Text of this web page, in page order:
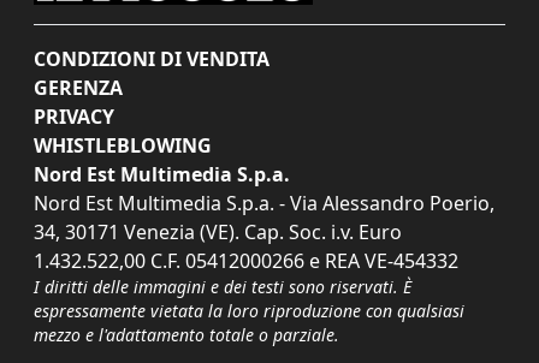
CONDIZIONI DI VENDITA
GERENZA
PRIVACY
WHISTLEBLOWING
Nord Est Multimedia S.p.a.
Nord Est Multimedia S.p.a. - Via Alessandro Poerio,
34, 30171 Venezia (VE). Cap. Soc. i.v. Euro
1.432.522,00 C.F. 05412000266 e REA VE-454332
I diritti delle immagini e dei testi sono riservati. È
espressamente vietata la loro riproduzione con qualsiasi
mezzo e l'adattamento totale o parziale.